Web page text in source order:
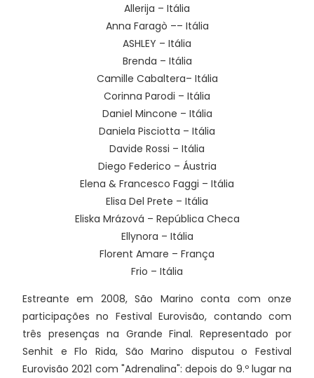
Allerija – Itália
Anna Faragò –– Itália
ASHLEY – Itália
Brenda – Itália
Camille Cabaltera– Itália
Corinna Parodi – Itália
Daniel Mincone – Itália
Daniela Pisciotta – Itália
Davide Rossi – Itália
Diego Federico – Áustria
Elena & Francesco Faggi – Itália
Elisa Del Prete – Itália
Eliska Mrázová – República Checa
Ellynora – Itália
Florent Amare – França
Frio – Itália
Estreante em 2008, São Marino conta com onze
participações no Festival Eurovisão, contando com
três presenças na Grande Final. Representado por
Senhit e Flo Rida, São Marino disputou o Festival
Eurovisão 2021 com "Adrenalina": depois do 9.º lugar na